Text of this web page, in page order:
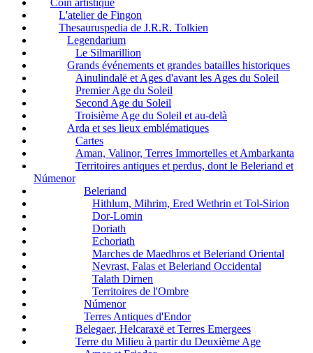
Coin artistique
L'atelier de Fingon
Thesauruspedia de J.R.R. Tolkien
Legendarium
Le Silmarillion
Grands événements et grandes batailles historiques
Ainulindalë et Ages d'avant les Ages du Soleil
Premier Age du Soleil
Second Age du Soleil
Troisième Age du Soleil et au-delà
Arda et ses lieux emblématiques
Cartes
Aman, Valinor, Terres Immortelles et Ambarkanta
Territoires antiques et perdus, dont le Beleriand et
Númenor
Beleriand
Hithlum, Mihrim, Ered Wethrin et Tol-Sirion
Dor-Lomin
Doriath
Echoriath
Marches de Maedhros et Beleriand Oriental
Nevrast, Falas et Beleriand Occidental
Talath Dirnen
Territoires de l'Ombre
Númenor
Terres Antiques d'Endor
Belegaer, Helcaraxë et Terres Emergees
Terre du Milieu à partir du Deuxième Age